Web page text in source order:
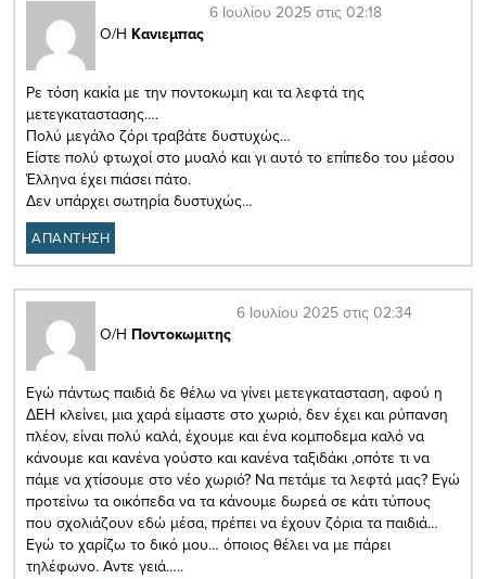
Ο/Η Κανιεμπας
6 Ιουλίου 2025 στις 02:18
Ρε τόση κακία με την ποντοκωμη και τα λεφτά της
μετεγκαταστασης….
Πολύ μεγάλο ζόρι τραβάτε δυστυχώς…
Είστε πολύ φτωχοί στο μυαλό και γι αυτό το επίπεδο του μέσου
Έλληνα έχει πιάσει πάτο.
Δεν υπάρχει σωτηρία δυστυχώς…
ΑΠΑΝΤΗΣΗ
Ο/Η Ποντοκωμιτης
6 Ιουλίου 2025 στις 02:34
Εγώ πάντως παιδιά δε θέλω να γίνει μετεγκατασταση, αφού η
ΔΕΗ κλείνει, μια χαρά είμαστε στο χωριό, δεν έχει και ρύπανση
πλέον, είναι πολύ καλά, έχουμε και ένα κομποδεμα καλό να
κάνουμε και κανένα γούστο και κανένα ταξιδάκι ,οπότε τι να
πάμε να χτίσουμε στο νέο χωριό? Να πετάμε τα λεφτά μας? Εγώ
προτείνω τα οικόπεδα να τα κάνουμε δωρεά σε κάτι τύπους
που σχολιάζουν εδώ μέσα, πρέπει να έχουν ζόρια τα παιδιά…
Εγώ το χαρίζω το δικό μου… όποιος θέλει να με πάρει
τηλέφωνο. Αντε γειά…..